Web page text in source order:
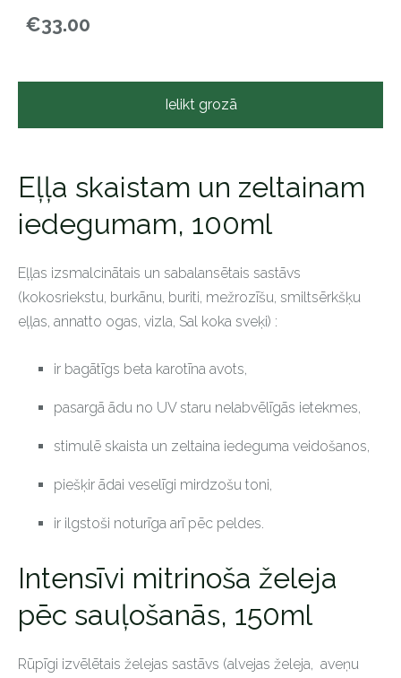
€33.00
Ielikt grozā
Eļļa skaistam un zeltainam
iedegumam, 100ml
Eļļas izsmalcinātais un sabalansētais sastāvs
(kokosriekstu, burkānu, buriti, mežrozīšu, smiltsērkšķu
eļļas, annatto ogas, vizla, Sal koka sveķi) :
ir bagātīgs beta karotīna avots,
pasargā ādu no UV staru nelabvēlīgās ietekmes,
stimulē skaista un zeltaina iedeguma veidošanos,
piešķir ādai veselīgi mirdzošu toni,
ir ilgstoši noturīga arī pēc peldes.
Intensīvi mitrinoša želeja
pēc sauļošanās, 150ml
Rūpīgi izvēlētais želejas sastāvs (alvejas želeja, aveņu